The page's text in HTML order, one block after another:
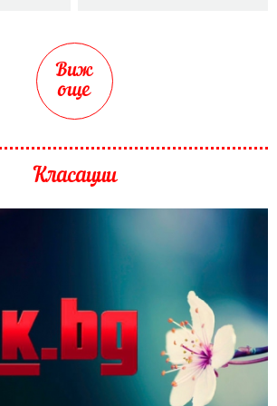
Виж
още
Класации